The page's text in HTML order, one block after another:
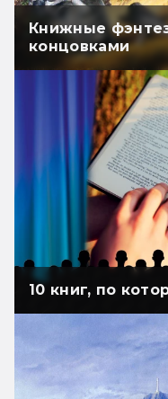
Книжные
концовками
10 книг, по